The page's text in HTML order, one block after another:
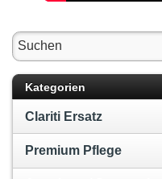
Kategorien
Clariti Ersatz
Premium Pflege